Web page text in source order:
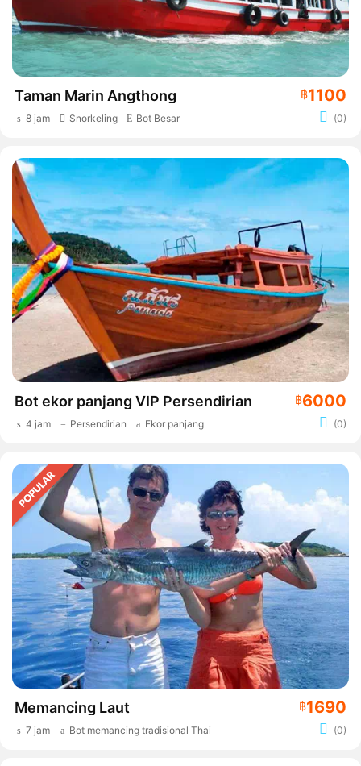
Taman Marin Angthong ฿1100
8 jam Snorkeling Bot Besar (0)
Bot ekor panjang VIP Persendirian ฿6000
4 jam Persendirian Ekor panjang (0)
Memancing Laut ฿1690
7 jam Bot memancing tradisional Thai (0)